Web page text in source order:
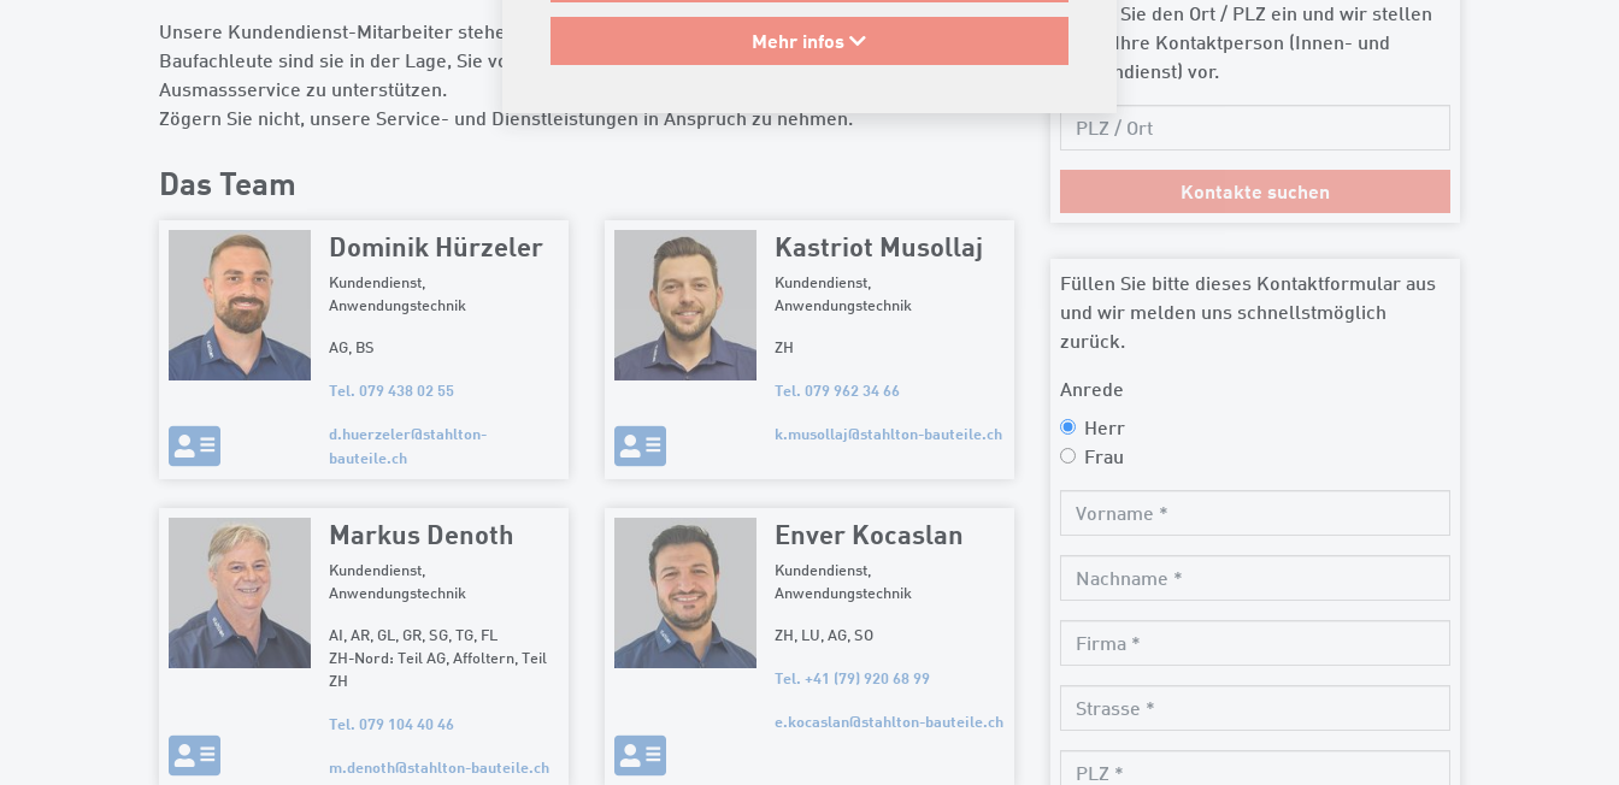
Mehr infos
Unsere Kundendienst-Mitarbeiter stehen Ihnen gerne zur Verfügung. Als kompetente
Baufachleute sind sie in der Lage, Sie vor Ort in der Anwendungstechnik oder mit unserem
Ausmassservice zu unterstützen.
Zögern Sie nicht, unsere Service- und Dienstleistungen in Anspruch zu nehmen.
Das Team
Dominik Hürzeler
Kundendienst,
Anwendungstechnik
AG, BS
Tel. 079 438 02 55
d.huerzeler@stahlton-
bauteile.ch
Kastriot Musollaj
Kundendienst,
Anwendungstechnik
ZH
Tel. 079 962 34 66
k.musollaj@stahlton-bauteile.ch
Markus Denoth
Kundendienst,
Anwendungstechnik
AI, AR, GL, GR, SG, TG, FL
ZH-Nord: Teil AG, Affoltern, Teil
ZH
Tel. 079 104 40 46
m.denoth@stahlton-bauteile.ch
Enver Kocaslan
Kundendienst,
Anwendungstechnik
ZH, LU, AG, SO
Tel. +41 (79) 920 68 99
e.kocaslan@stahlton-bauteile.ch
Geben Sie den Ort / PLZ ein und wir stellen
Ihnen Ihre Kontaktperson (Innen- und
Aussendienst) vor.
Füllen Sie bitte dieses Kontaktformular aus
und wir melden uns schnellstmöglich
zurück.
Anrede
Herr
Frau